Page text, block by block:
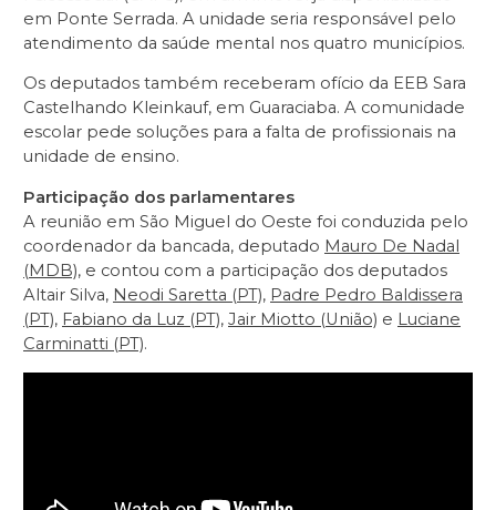
em Ponte Serrada. A unidade seria responsável pelo
atendimento da saúde mental nos quatro municípios.
Os deputados também receberam ofício da EEB Sara
Castelhando Kleinkauf, em Guaraciaba. A comunidade
escolar pede soluções para a falta de profissionais na
unidade de ensino.
Participação dos parlamentares
A reunião em São Miguel do Oeste foi conduzida pelo
coordenador da bancada, deputado Mauro De Nadal
(MDB), e contou com a participação dos deputados
Altair Silva, Neodi Saretta (PT), Padre Pedro Baldissera
(PT), Fabiano da Luz (PT), Jair Miotto (União) e Luciane
Carminatti (PT).